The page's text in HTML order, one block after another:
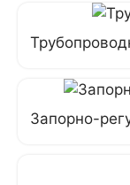
Запорно-